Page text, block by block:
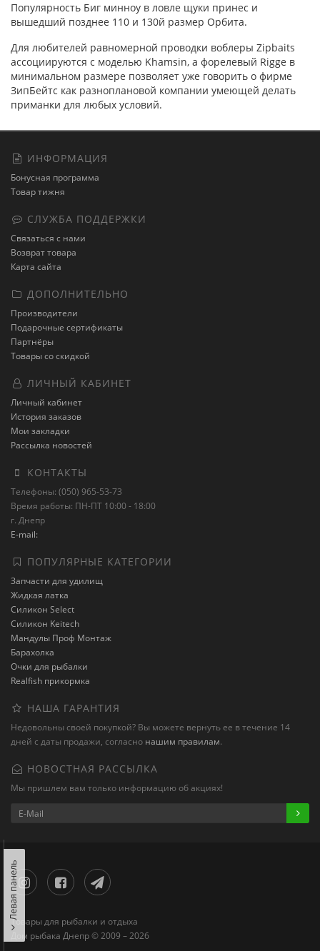
Популярность Биг минноу в ловле щуки принес и
вышедший позднее 110 и 130й размер Орбита.
Для любителей равномерной проводки воблеры Zipbaits
ассоциируются с моделью Khamsin, а форелевый Rigge в
минимальном размере позволяет уже говорить о фирме
ЗипБейтс как разноплановой компании умеющей делать
приманки для любых условий.
ИНФОРМАЦИЯ
Бонусная программа
Товар тижня
СЛУЖБА ПОДДЕРЖКИ
Связаться с нами
Возврат товара
Карта сайта
ДОПОЛНИТЕЛЬНО
Производители
Подарочные сертификаты
Партнёры
Товары со скидкой
ЛИЧНЫЙ КАБИНЕТ
Личный кабинет
История заказов
Мои закладки
Рассылка новостей
КОНТАКТЫ
Телефоны: (050) 965-53-73
Время работы: ПН-ПТ 10:00 - 18:00
г. Днепр
E-mail:
ПОПУЛЯРНЫЕ КАТЕГОРИИ
Запчасти для удилищ
Жидкая латка
Силикон Select
Силикон Keitech
Мандулы Проф Монтаж
Барахолка
Очки для рыбалки
Realfish прикормка
НАША ГАРАНТИЯ
Недовольны своей покупкой? Вы можете вернуть ее в течение 14
дней с даты продажи, согласно нашим правилам.
НОВОСТНАЯ РАССЫЛКА
Мы пришлем вам только информацию об акциях!
Товары для рыбалки и отдыха
Дом рыбака Днепр © 2009 – 2026
Левая панель